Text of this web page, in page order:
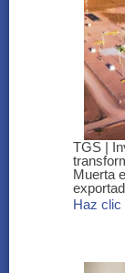
TGS |
Muerta
Haz clic